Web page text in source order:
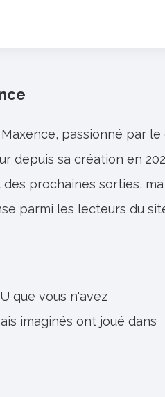
Maxence, passionné par
depuis sa création en
des prochaines sorties,
parmi les lecteurs du
que vous n'avez
imaginés ont joué dans